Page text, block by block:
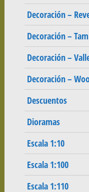
Decoración –
Decoración –
Decoración –
Decoración –
Descuentos
Dioramas
Escala 1:10
Escala 1:100
Escala 1:110